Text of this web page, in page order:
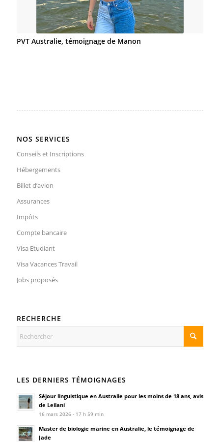
PVT Australie, témoignage de Manon
NOS SERVICES
Conseils et Inscriptions
Hébergements
Billet d’avion
Assurances
Impôts
Compte bancaire
Visa Etudiant
Visa Vacances Travail
Jobs proposés
RECHERCHE
LES DERNIERS TÉMOIGNAGES
Séjour linguistique en Australie pour les moins de 18 ans, avis
de Leilani
16 mars 2026 - 17 h 59 min
Master de biologie marine en Australie, le témoignage de
Jade